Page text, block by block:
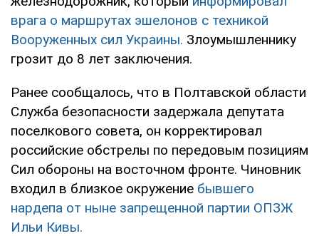
врага о маршрутах эшелонов с техникой
Вооруженных сил Украины. Злоумышленнику
грозит до 8 лет заключения.
Ранее сообщалось, что в Полтавской области
Служба безопасности задержала депутата
поселкового совета, он корректировал
российские обстрелы по передовым позициям
Сил обороны на восточном фронте. Чиновник
входил в близкое окружение бывшего
нардепа от ныне запрещенной партии ОПЗЖ
Ильи Кивы.